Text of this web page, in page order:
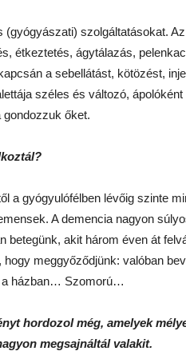
(gyógyászati) szolgáltatásokat.
étkeztetés, ágytálazás,
a sebellátást, kötözést,
széles és változó,
őket.
a gyógyulófélben lévőig szinte
A demencia nagyon
betegünk, akit három éven át
hogy meggyőződjünk: valóban
a házban… Szomorú…
hordozol még, amelyek
megsajnáltál valakit.